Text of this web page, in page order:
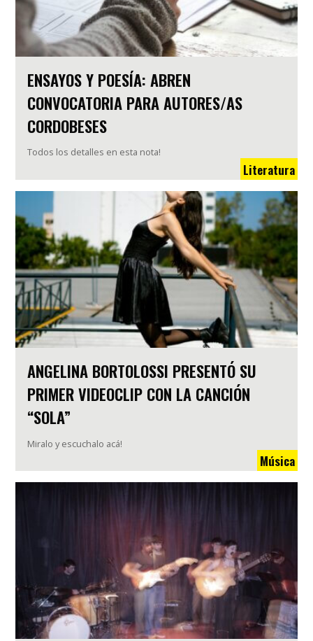
ENSAYOS Y POESÍA: ABREN
CONVOCATORIA PARA AUTORES/AS
CORDOBESES
Todos los detalles en esta nota!
Literatura
ANGELINA BORTOLOSSI PRESENTÓ SU
PRIMER VIDEOCLIP CON LA CANCIÓN
“SOLA”
Miralo y escuchalo acá!
Música